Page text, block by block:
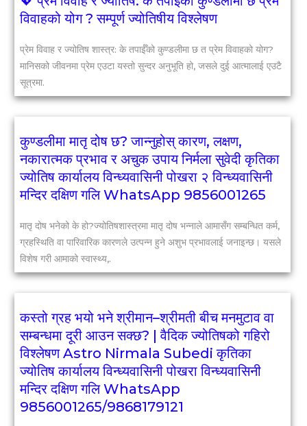
विवाहको योग ? सम्पूर्ण ज्योतिषीय विश्लेषण
प्रेम विवाह र ज्योतिष शास्त्र: के तपाईँको कुण्डलीमा छ त प्रेम विवाहको योग?​
मानिसको जीवनमा प्रेम एउटा यस्तो सुन्दर अनुभूति हो, जसले दुई आत्मालाई एउटै
सूत्रमा.
कुण्डलीमा मातृ दोष छ? जान्नुहोस् कारण, लक्षण,
नकारात्मक प्रभाव र अचुक उपाय निर्मला सुवेदी कृतिका
ज्योतिष कार्यालय विन्ध्यवासिनी पोखरा २ विन्ध्यवासिनी
मन्दिर दक्षिण गलि WhatsApp 9856001265
मातृ दोष भनेको के हो?ज्योतिषशास्त्रमा मातृ दोष भन्नाले आमासँग सम्बन्धित कर्म,
ग्रहस्थिति वा पारिवारिक कारणले उत्पन्न हुने अशुभ प्रभावलाई जनाइन्छ। यसले
विशेष गरी आमाको स्वास्थ्य,.
कस्तो ग्रह भयो भने श्रीमान–श्रीमती बीच मनमुटाव वा
सम्बन्धमा दूरी आउन सक्छ? | वैदिक ज्योतिषको गहिरो
विश्लेषण Astro Nirmala Subedi कृतिका
ज्योतिष कार्यालय विन्ध्यवासिनी पोखरा विन्ध्यवासिनी
मन्दिर दक्षिण गलि WhatsApp
9856001265/9868179121